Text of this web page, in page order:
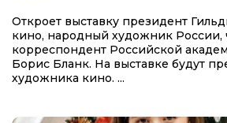
Откроет выставку президент
кино, народный художник России,
корреспондент Российской
Борис Бланк. На выставке будут
художника кино. ...